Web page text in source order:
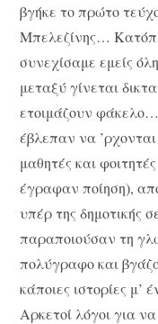
βγήκε το πρώτο
Μπελεζίνης…
συνεχίσαμε εμείς
μεταξύ γίνεται
ετοιμάζουν
έβλεπαν να
μαθητές και
έγραφαν ποίηση),
υπέρ της δημοτικής
παραποιούσαν τη
πολύγραφο και
κάποιες ιστορίες μ’
Αρκετοί λόγοι για